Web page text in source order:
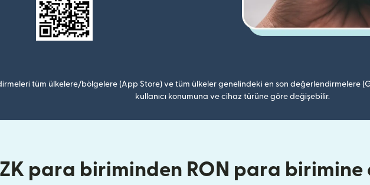
tüm ülkelere/bölgelere (App Store) ve tüm ülkeler genelindeki en son değerlendirmelere
kullanıcı konumuna ve cihaz türüne göre değişebilir.
para biriminden RON para birimine